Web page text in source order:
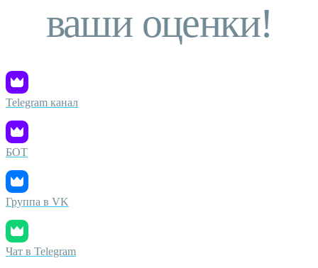
ваши оценки!
Telegram канал
БОТ
Группа в VK
Чат в Telegram